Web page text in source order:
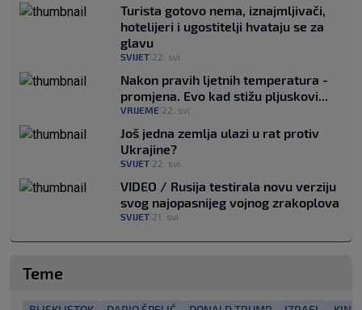
Turista gotovo nema, iznajmljivači,
hotelijeri i ugostitelji hvataju se za
glavu
SVIJET 22. svi.
Nakon pravih ljetnih temperatura -
promjena. Evo kad stižu pljuskovi...
VRIJEME 22. svi.
Još jedna zemlja ulazi u rat protiv
Ukrajine?
SVIJET 22. svi.
VIDEO / Rusija testirala novu verziju
svog najopasnijeg vojnog zrakoplova
SVIJET 21. svi.
Teme